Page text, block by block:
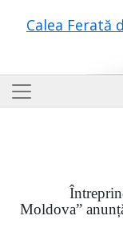
Calea Ferată
Moldova”